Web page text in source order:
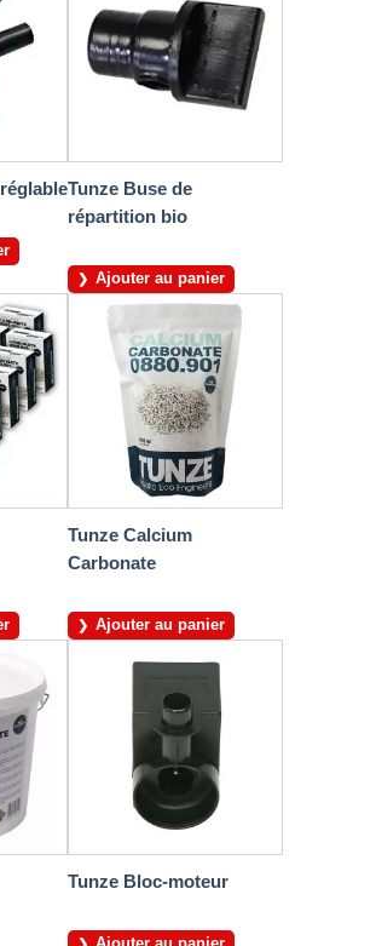
Tunze Buse de
répartition bio
Ajouter au panier
Tunze Calcium
Carbonate
Ajouter au panier
Tunze Bloc-moteur